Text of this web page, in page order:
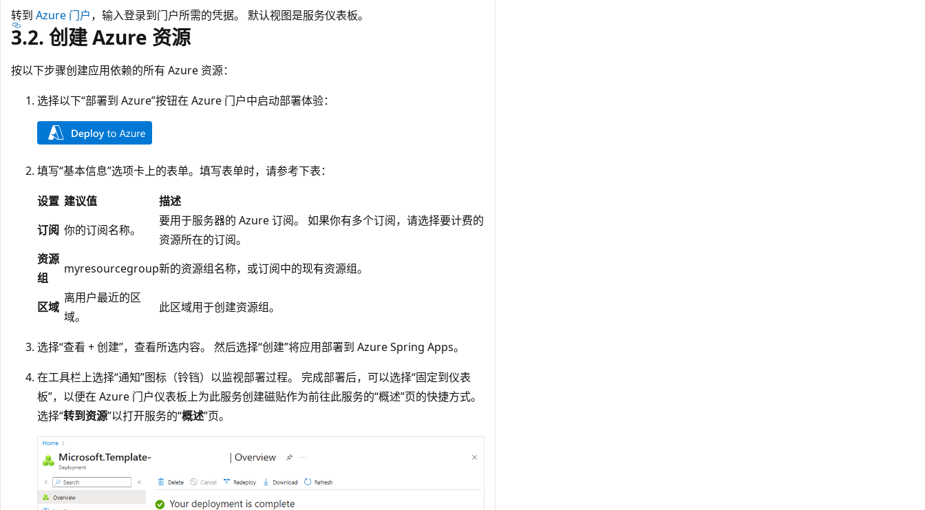
转到 Azure 门户，输入登录到门户所需的凭据。 默认视图是服务仪表板。
3.2. 创建 Azure 资源
按以下步骤创建应用依赖的所有 Azure 资源：
选择以下“部署到 Azure”按钮在 Azure 门户中启动部署体验：
填写“基本信息”选项卡上的表单。填写表单时，请参考下表：
设置 建议值
描述
订阅 你的订阅名称。
要用于服务器的 Azure 订阅。 如果你有多个订阅，请选择要计费的
资源所在的订阅。
资源
组
myresourcegroup新的资源组名称，或订阅中的现有资源组。
区域
离用户最近的区
域。
此区域用于创建资源组。
选择“查看 + 创建”，查看所选内容。 然后选择“创建”将应用部署到 Azure Spring Apps。
在工具栏上选择“通知”图标（铃铛）以监视部署过程。 完成部署后，可以选择“固定到仪表
板”，以便在 Azure 门户仪表板上为此服务创建磁贴作为前往此服务的“概述”页的快捷方式。
选择“转到资源”以打开服务的“概述”页。